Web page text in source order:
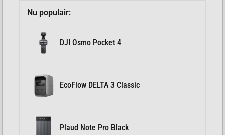
Nu populair:
DJI Osmo Pocket 4
EcoFlow DELTA 3 Classic
Plaud Note Pro Black